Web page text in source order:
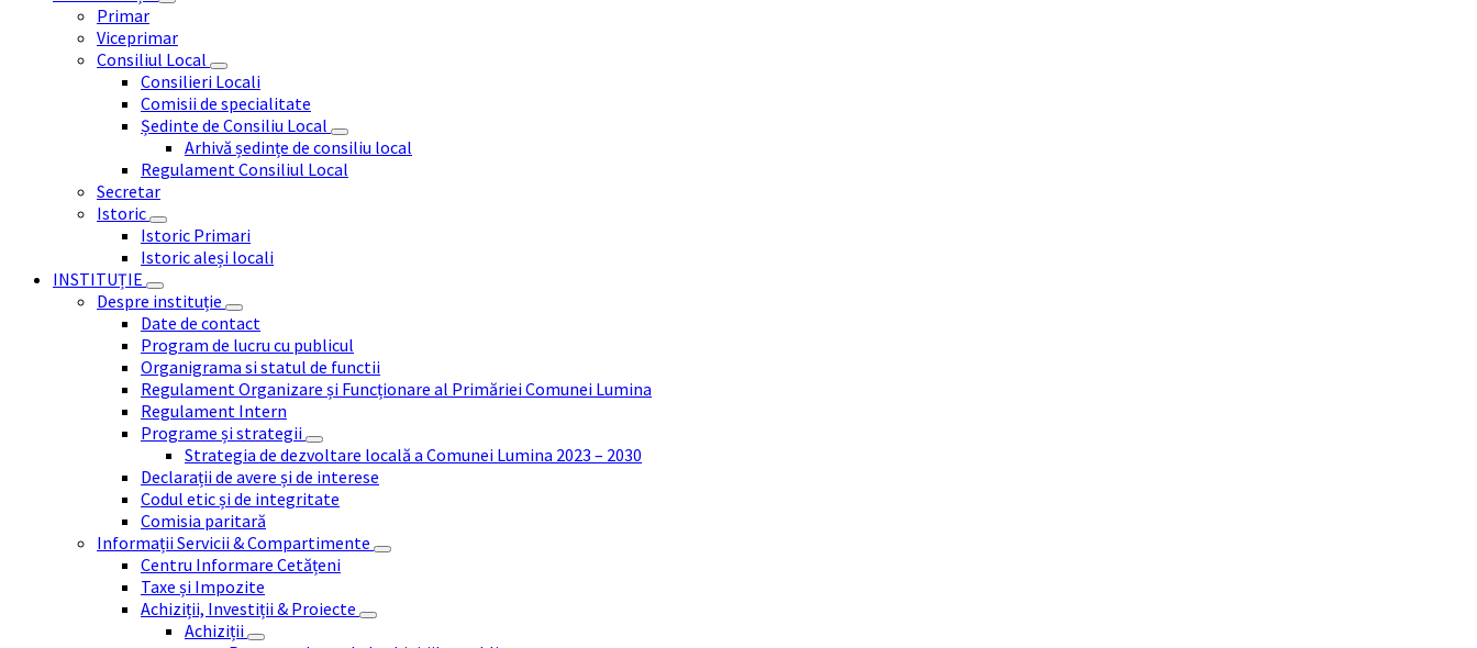
Primar
Viceprimar
Consiliul Local
Consilieri Locali
Comisii de specialitate
Ședinte de Consiliu Local
Arhivă ședințe de consiliu local
Regulament Consiliul Local
Secretar
Istoric
Istoric Primari
Istoric aleși locali
INSTITUȚIE
Despre instituție
Date de contact
Program de lucru cu publicul
Organigrama si statul de functii
Regulament Organizare și Funcționare al Primăriei Comunei Lumina
Regulament Intern
Programe și strategii
Strategia de dezvoltare locală a Comunei Lumina 2023 – 2030
Declarații de avere și de interese
Codul etic și de integritate
Comisia paritară
Informații Servicii & Compartimente
Centru Informare Cetățeni
Taxe și Impozite
Achiziții, Investiții & Proiecte
Achiziții